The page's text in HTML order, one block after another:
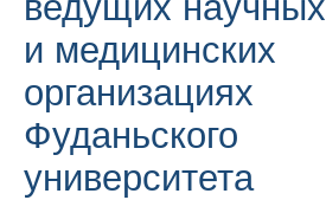
и медицинских
организациях
Фуданьского
университета